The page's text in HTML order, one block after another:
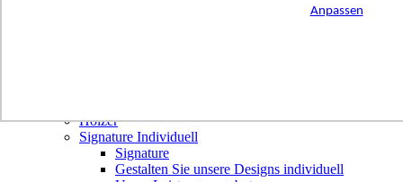
Anpassen
Hölzer
Signature Individuell
Signature
Gestalten Sie unsere Designs individuell